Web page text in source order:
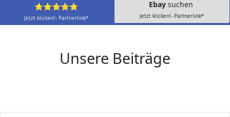
⭐⭐⭐⭐⭐
Jetzt klicken!- Partnerlink*
Ebay suchen
Jetzt klicken!- Partnerlink*
Unsere Beiträge